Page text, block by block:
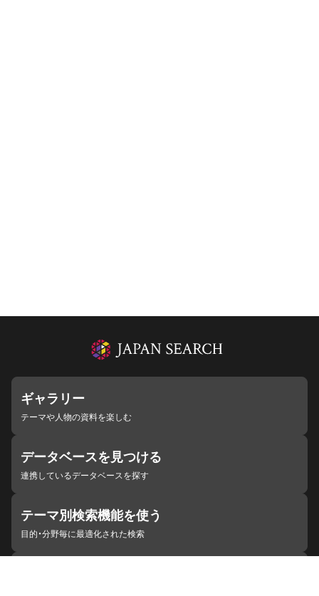
ギャラリー
テーマや人物の資料を楽しむ
データベースを見つける
連携しているデータベースを探す
テーマ別検索機能を使う
目的・分野毎に最適化された検索